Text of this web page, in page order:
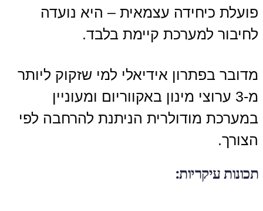
פועלת כיחידה עצמאית – היא נועדה
לחיבור למערכת קיימת בלבד.
מדובר בפתרון אידיאלי למי שזקוק ליותר
מ-3 ערוצי מינון באקווריום ומעוניין
במערכת מודולרית הניתנת להרחבה לפי
הצורך.
תכונות עיקריות: